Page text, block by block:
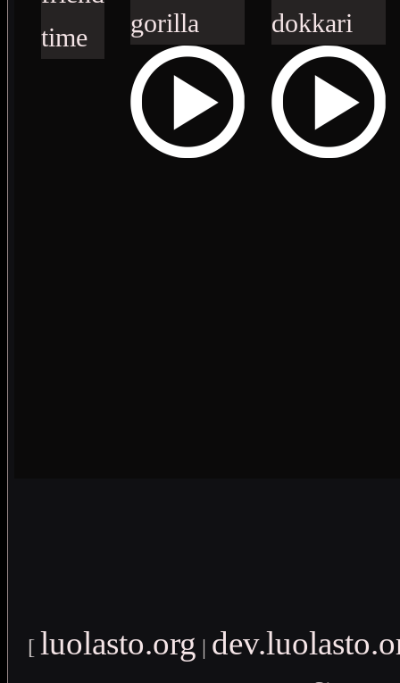
[ luolasto.org |